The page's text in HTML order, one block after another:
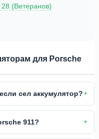
(Ветеранов)
для Porsche
сел аккумулятор?
911?